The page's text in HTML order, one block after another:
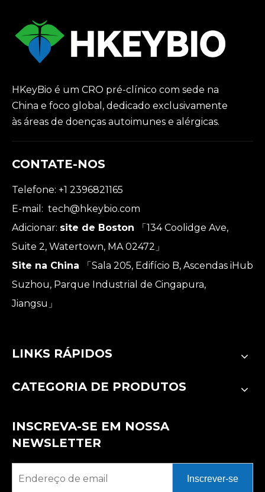
HKeyBio é um CRO pré-clínico com sede na
China e foco global, dedicado exclusivamente
às áreas de doenças autoimunes e alérgicas.
CONTATE-NOS
Telefone: +1 2396821165
E-mail: tech@hkeybio.com
Adicionar: site de Boston
「134 Coolidge Ave,
Suite 2, Watertown, MA 02472」
Site na China
「Sala 205, Edifício B, Ascendas iHub
Suzhou, Parque Industrial de Cingapura,
Jiangsu」
LINKS RÁPIDOS
CATEGORIA DE PRODUTOS
INSCREVA-SE EM NOSSA
NEWSLETTER
Inscrever-se